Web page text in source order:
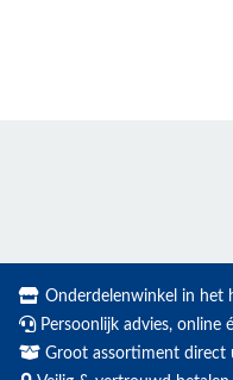
Onderdelenwinkel in het
Persoonlijk advies, online
Groot assortiment direct